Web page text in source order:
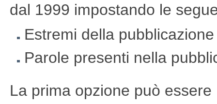
dal 1999 impostando le
Estremi della pubblicazione
Parole presenti nella
La prima opzione può